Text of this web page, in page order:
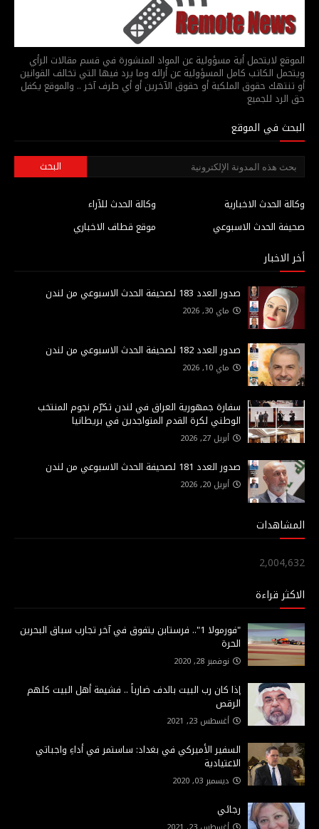
الموقع لايتحمل أية مسؤولية عن المواد المنشورة في قسم مقالات الرأي
ويتحمل الكاتب كامل المسؤولية عن أرائه وما يرد فيها التي تخالف القوانين
أو تنتهك حقوق الملكية أو حقوق الآخرين أو أي طرف آخر .. والموقع يكفل
حق الرد للجميع
البحث في الموقع
وكالة الحدث للآراء
وكالة الحدث الاخبارية
موقع قطاف الاخباري
صحيفة الحدث الاسبوعي
أخر الاخبار
صدور العدد 183 لصحيفة الحدث الاسبوعي من لندن
ماي 30, 2026
صدور العدد 182 لصحيفة الحدث الاسبوعي من لندن
ماي 10, 2026
سفارة جمهورية العراق في لندن تكرّم نجوم المنتخب
الوطني لكرة القدم المتواجدين في بريطانيا
أبريل 27, 2026
صدور العدد 181 لصحيفة الحدث الاسبوعي من لندن
أبريل 20, 2026
المشاهدات
2,004,632
الاكثر قراءة
"فورمولا 1".. فرستابن يتفوق في آخر تجارب سباق البحرين
الحرة
نوفمبر 28, 2020
إذا كان رب البيت بالدف ضارباً .. فشيمة أهل البيت كلهم
الرقص
أغسطس 23, 2021
السفير الأميركي في بغداد: ساستمر في أداءِ واجباتي
الاعتيادية
ديسمبر 03, 2020
رجائي